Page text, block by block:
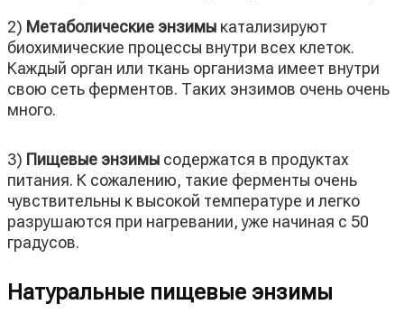
2) Метаболические энзимы катализируют
биохимические процессы внутри всех клеток.
Каждый орган или ткань организма имеет внутри
свою сеть ферментов. Таких энзимов очень очень
много.
3) Пищевые энзимы содержатся в продуктах
питания. К сожалению, такие ферменты очень
чувствительны к высокой температуре и легко
разрушаются при нагревании, уже начиная с 50
градусов.
Натуральные пищевые энзимы